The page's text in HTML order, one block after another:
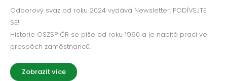
Odborový svaz od roku 2024 vydává Newsletter. PODÍVEJTE
SE!
Historie OSZSP ČR se píše od roku 1990 a je nabitá prací ve
prospěch zaměstnanců.
Zobrazit více